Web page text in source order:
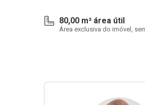
80,00 m² área útil
Área exclusiva do imóvel,